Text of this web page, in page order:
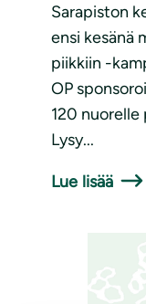
Sarapiston
ensi kesänä
piikkiin -
OP
120 nuorelle
Lysy...
Lue lisää